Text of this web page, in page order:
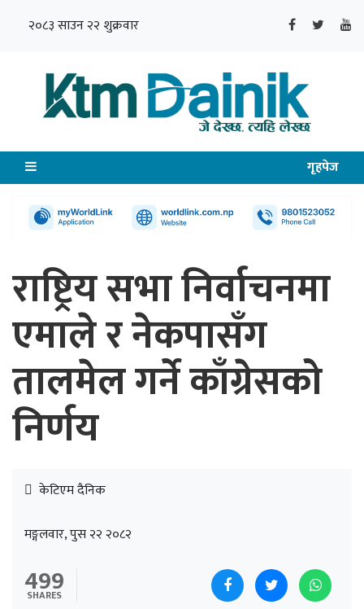
२०८३ साउन २२ शुक्रवार
गृहपेज
राष्ट्रिय सभा निर्वाचनमा
एमाले र नेकपासँग
तालमेल गर्ने काँग्रेसको
निर्णय
केटिएम दैनिक
मङ्गलवार, पुस २२ २०८२
499
SHARES